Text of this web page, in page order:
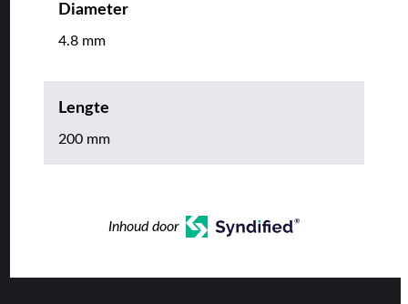
Diameter
4.8 mm
Lengte
200 mm
Inhoud door